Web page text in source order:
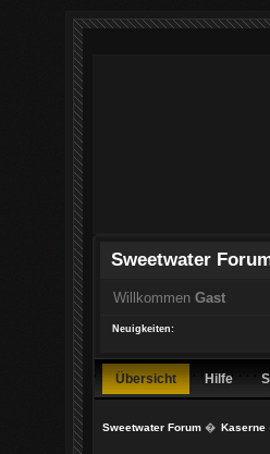
Sweetwater
Willkommen Gast
Neuigkeiten:
Übersicht Hilfe
Sweetwater Forum� Kaserne